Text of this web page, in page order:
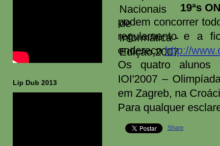
19ªs
podem concorrer
regulamento e a
endereçohttp://
Os quatro alunos
IOI'2007 –
em Zagreb, na
Para qualquer
Share
Lip Dub 2013